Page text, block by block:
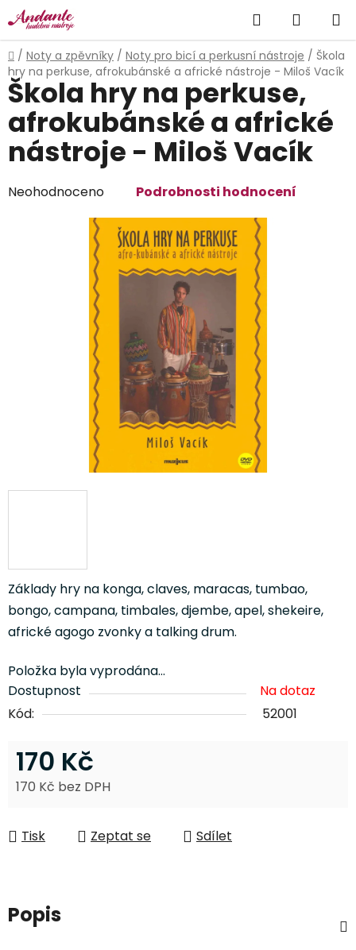
Přejít
na
obsah
Hledat
KOŠÍK
Domů
/ Noty a zpěvníky / Noty pro bicí a perkusní nástroje / Škola
hry na perkuse, afrokubánské a africké nástroje - Miloš Vacík
Základy hry na konga, claves, maracas, tumbao,
bongo, campana, timbales, djembe, apel, shekeire,
africké agogo zvonky a talking drum.
Položka byla vyprodána…
Dostupnost
Na dotaz
Kód:
52001
170 Kč
170 Kč bez DPH
Tisk
Zeptat se Sdílet
Škola hry na perkuse,
afrokubánské a africké
nástroje - Miloš Vacík
Průměrné
Neohodnoceno Podrobnosti hodnocení
Popis